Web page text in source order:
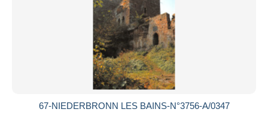
67-NIEDERBRONN LES BAINS-N°3756-A/0347